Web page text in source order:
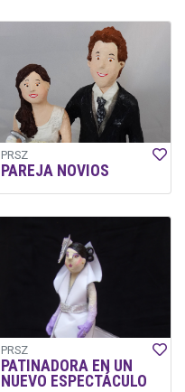
PRSZ
PAREJA NOVIOS
PRSZ
PATINADORA EN UN
NUEVO ESPECTÁCULO